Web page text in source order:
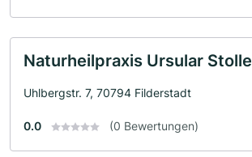
Naturheilpraxis Ursular Stolle
Uhlbergstr. 7, 70794 Filderstadt
0.0 (0 Bewertungen)